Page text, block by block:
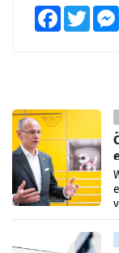
FacebookTwitter